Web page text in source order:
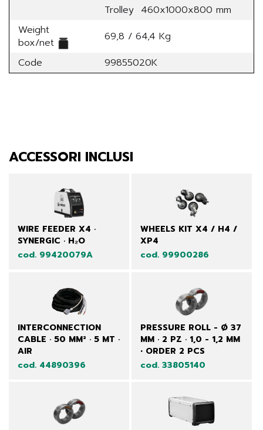
Trolley 460x1000x800 mm
Weight
box/net
69,8 / 64,4 Kg
Code
99855020K
ACCESSORI INCLUSI
WIRE FEEDER X4 ·
SYNERGIC · H₂O
cod. 99420079A
WHEELS KIT X4 / H4 /
XP4
cod. 99900286
INTERCONNECTION
CABLE · 50 MM² · 5 MT ·
AIR
cod. 44890396
PRESSURE ROLL - Ø 37
MM · 2 PZ · 1,0 - 1,2 MM
• ORDER 2 PCS
cod. 33805140